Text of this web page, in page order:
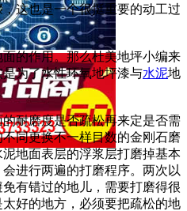
这也是一个很挺重要的动工过
的作用。那么杜美地坪小编来
为了水性环氧地坪漆与水泥地
耐磨度是否疏松再来定是否需
同更换不一样目数的金刚石磨
地面表层的浮浆层打磨掉基本
进行两遍的打磨程序。两次以
有错过的地儿，需要打磨得很
好的地方，必须要把疏松的地